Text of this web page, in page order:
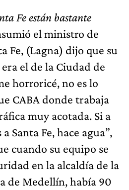
Fe están bastante
el ministro de
Fe, (Lagna) dijo que su
el de la Ciudad de
horroricé, no es lo
CABA donde trabaja
muy acotada. Si a
Santa Fe, hace agua”,
cuando su equipo se
en la alcaldía de la
de Medellín, había 90